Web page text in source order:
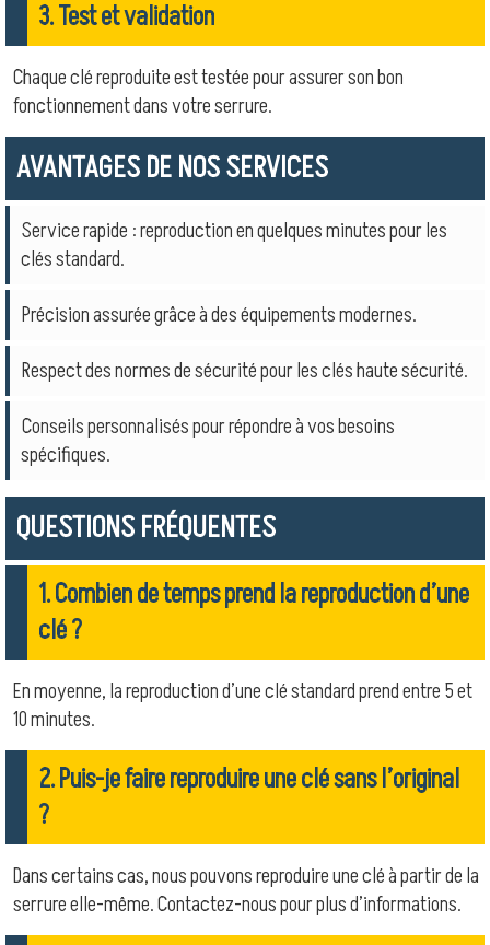
3. Test et validation
Chaque clé reproduite est testée pour assurer son bon
fonctionnement dans votre serrure.
AVANTAGES DE NOS SERVICES
Service rapide : reproduction en quelques minutes pour les
clés standard.
Précision assurée grâce à des équipements modernes.
Respect des normes de sécurité pour les clés haute sécurité.
Conseils personnalisés pour répondre à vos besoins
spécifiques.
QUESTIONS FRÉQUENTES
1. Combien de temps prend la reproduction d’une
clé ?
En moyenne, la reproduction d’une clé standard prend entre 5 et
10 minutes.
2. Puis-je faire reproduire une clé sans l’original
?
Dans certains cas, nous pouvons reproduire une clé à partir de la
serrure elle-même. Contactez-nous pour plus d’informations.